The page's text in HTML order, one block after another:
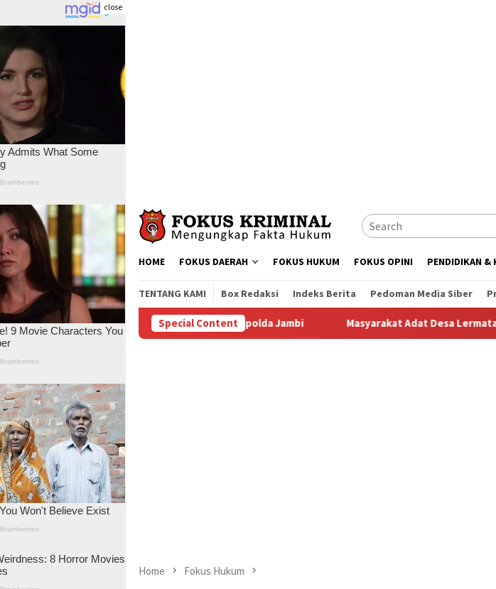
close
HOME FOKUS DAERAH FOKUS HUKUM FOKUS OPINI PENDIDIKAN &
TENTANG KAMI Box Redaksi Indeks Berita Pedoman Media Siber
Special Content
Laporan di Mapolda Jambi Masyarakat Adat Desa Lermatang Menanti Pembayaran
Home Fokus Hukum